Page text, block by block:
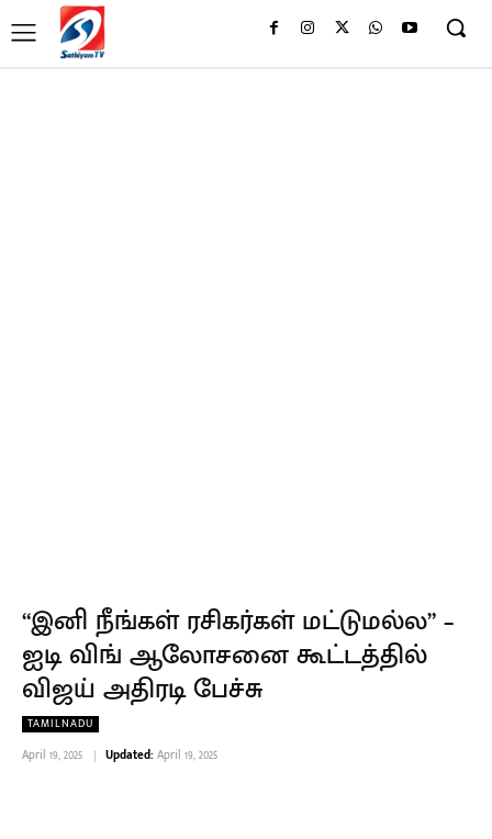
“இனி நீங்கள் ரசிகர்கள் மட்டுமல்ல” –
ஐடி விங் ஆலோசனை கூட்டத்தில்
விஜய் அதிரடி பேச்சு
TAMILNADU
April 19, 2025 Updated: April 19, 2025